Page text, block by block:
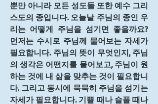
뿐만 아니라 모든 성도들 또한 예수 그리
스도의 종입니다. 오늘날 주님의 종인 우
리는 어떻게 주님을 섬기면 좋을까요?
먼저는 수시로 주님께 물어보는 자세가
필요합니다. 주님의 뜻이 무엇인지, 주님
의 생각은 어떤지를 물어보고, 주님이 원
하는 것에 내 삶을 맞추는 것이 필요합니
다. 그리고 동시에 묵묵히 주님을 섬기는
자세가 필요합니다. 기쁠 때나 슬플 때나